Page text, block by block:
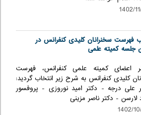
فهرست سخنرانان کلیدی کنفرانس در
جلسه کمیته علمی
اعضای کمیته علمی کنفرانس، فهرست
کلیدی کنفرانس به شرح زیر انتخاب گردید:
علی درجه - دکتر امید نوروزی - پروفسور
لارسن - دکتر ناصر مزینی